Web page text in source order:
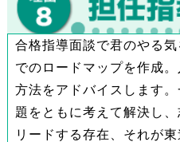
合格指導面談で君のやる
でのロードマップを作成
方法をアドバイスします
題をともに考えて解決し
リードする存在、それが東